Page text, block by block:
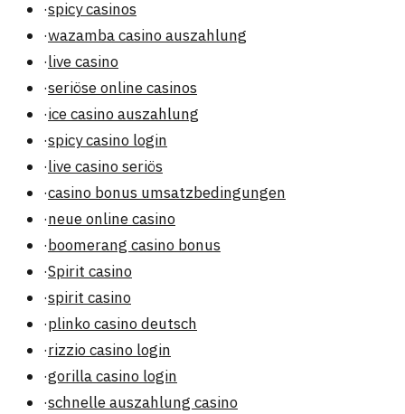
·spicy casinos
·wazamba casino auszahlung
·live casino
·seriöse online casinos
·ice casino auszahlung
·spicy casino login
·live casino seriös
·casino bonus umsatzbedingungen
·neue online casino
·boomerang casino bonus
·Spirit casino
·spirit casino
·plinko casino deutsch
·rizzio casino login
·gorilla casino login
·schnelle auszahlung casino